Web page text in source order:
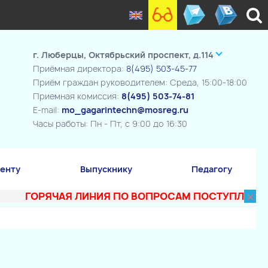
г. Люберцы, Октябрьский проспект, д.114
Приёмная директора: 8(495) 503-45-77
Приём граждан руководителем: Среда, 15:00-18:00
Приемная комиссия: 8(495) 503-74-81
E-mail: mo_gagarintechn@mosreg.ru
Часы работы: Пн - Пт, с 9:00 до 16:30
Выпускнику Педагогу
ГОРЯЧАЯ ЛИНИЯ ПО ВОПРОСАМ ПОСТУПЛЕНИЯ В
×